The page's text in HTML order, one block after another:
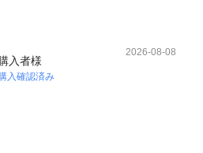
入者様
入確認済み
2026-08-08